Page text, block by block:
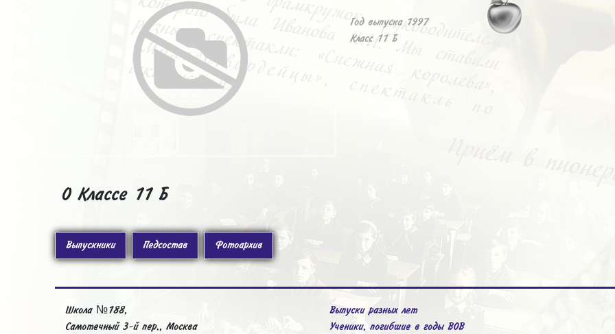
О Классе 11 Б
Выпускники Педсостав Фотоархив
Год выпуска 1997
Класс 11 Б
Школа №188,
Самотечный 3-й пер., Москва
Выпуски разных лет
Ученики, погибшие в годы ВОВ